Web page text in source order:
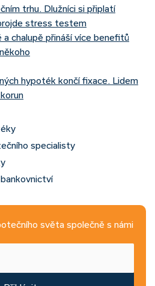
trhu. Dlužníci si připlatí
stress testem
a chalupě přináší více benefitů
hypoték končí fixace. Lidem
specialisty
světa společně s námi